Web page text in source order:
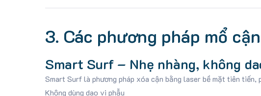
3. Các phương pháp mổ
Smart Surf – Nhẹ nhàng, không
Smart Surf là phương pháp xóa cận bằng laser bề mặt tiên tiến,
Không dùng dao vi phẫu